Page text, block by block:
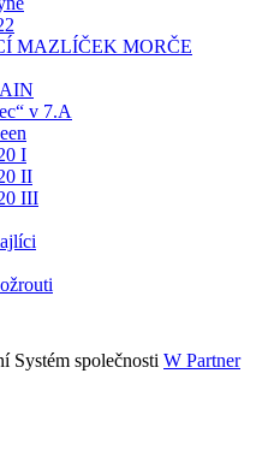
MAZLÍČEK MORČE
v 7.A
I
II
III
Systém společnosti W Partner